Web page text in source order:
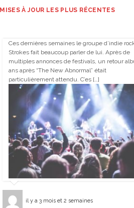
MISES À JOUR LES PLUS RÉCENTES
Ces dernières semaines le groupe d’indie
Strokes fait beaucoup parler de lui. Après de
multiples annonces de festivals, un retour
ans après “The New Abnormal” était
particulièrement attendu. C’es […]
il y a 3 mois et 2 semaines